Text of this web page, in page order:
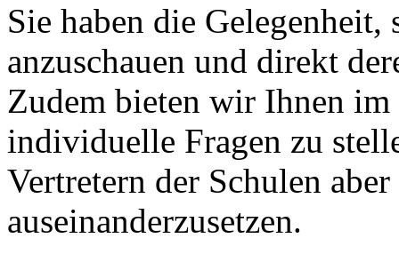
Sie haben die
anzuschauen und direkt
Zudem bieten wir Ihnen
individuelle Fragen zu
Vertretern der Schulen
auseinanderzusetzen.